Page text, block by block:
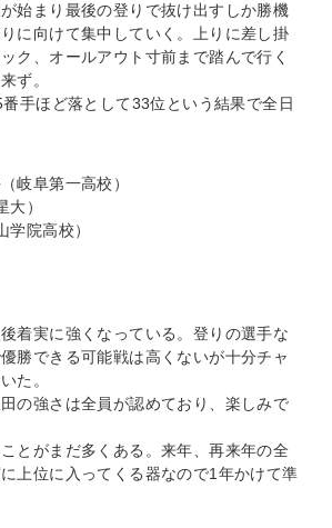
始まり最後の登りで抜け出すしか勝機
に向けて集中していく。上りに差し掛
ク、オールアウト寸前まで踏んで行く
ず。
手ほど落として33位という結果で全日
岐阜第一高校）
）
院高校）
着実に強くなっている。登りの選手な
勝できる可能戦は高くないが十分チャ
た。
の強さは全員が認めており、楽しみで
とがまだ多くある。来年、再来年の全
上位に入ってくる器なので1年かけて準